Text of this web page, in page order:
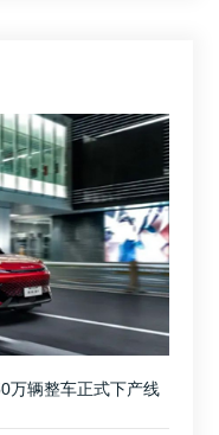
万辆整车正式下产线